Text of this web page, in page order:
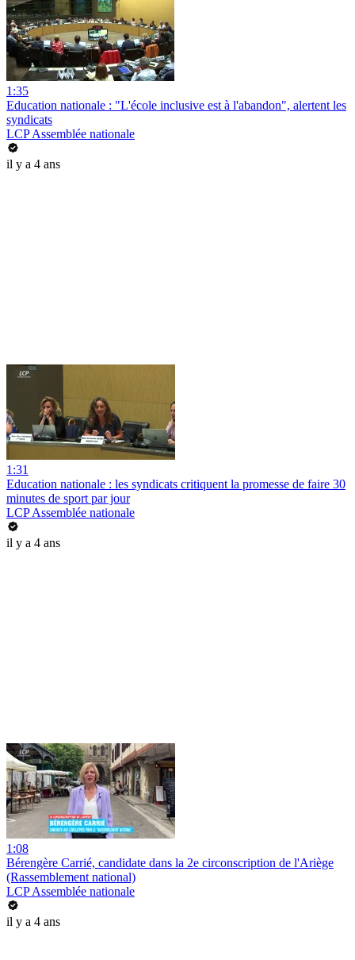
1:35
Education nationale : "L'école inclusive est à l'abandon", alertent les
syndicats
LCP Assemblée nationale
il y a 4 ans
1:31
Education nationale : les syndicats critiquent la promesse de faire 30
minutes de sport par jour
LCP Assemblée nationale
il y a 4 ans
1:08
Bérengère Carrié, candidate dans la 2e circonscription de l'Ariège
(Rassemblement national)
LCP Assemblée nationale
il y a 4 ans